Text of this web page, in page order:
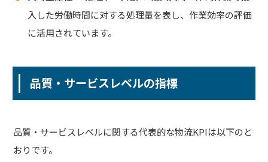
入した労働時間に対する処理量を表し、 作業効率の評価
に活用されています。
品質・サービスレベルの指標
品質・サービスレベルに関する代表的な物流KPIは以下のと
おりです。